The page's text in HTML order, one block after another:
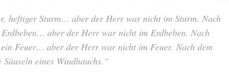
heftiger Sturm… aber der Herr war nicht im Sturm. Nach
aber der Herr war nicht im Erdbeben. Nach
ein Feuer… aber der Herr war nicht im Feuer. Nach dem
eines Windhauchs.“